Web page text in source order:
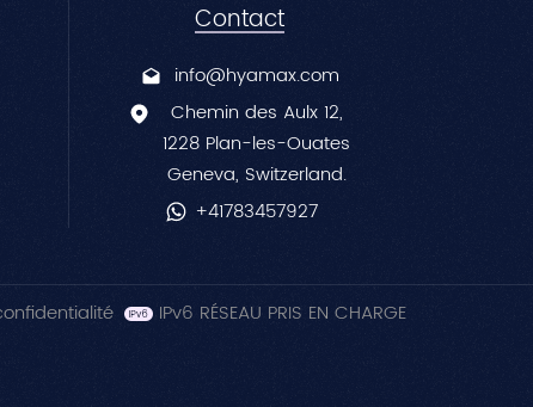
Contact
info@hyamax.com
Chemin des Aulx 12,
1228 Plan-les-Ouates
Geneva, Switzerland.
+41783457927
IPv6 RÉSEAU PRIS EN CHARGE